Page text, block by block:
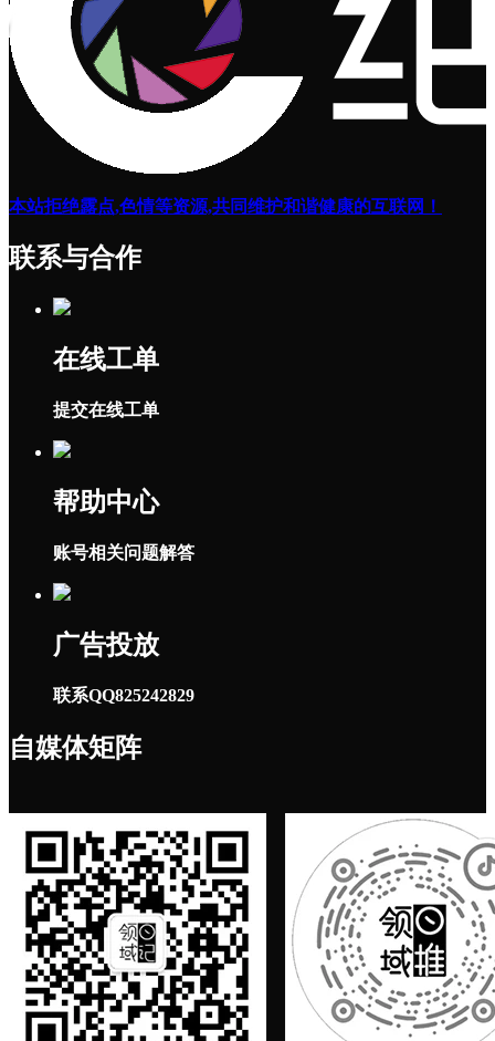
本站拒绝露点,色情等资源,共同维护和谐健康的互联网！
联系与合作
在线工单
提交在线工单
帮助中心
账号相关问题解答
广告投放
联系QQ825242829
自媒体矩阵